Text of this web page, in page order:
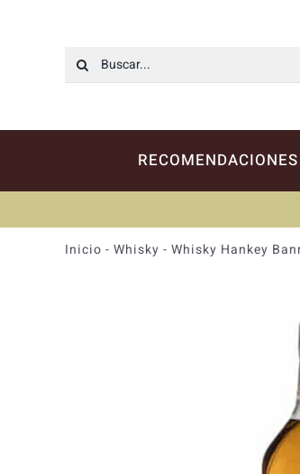
Buscar:
RECOMENDACIONES
Inicio - Whisky - Whisky Hankey